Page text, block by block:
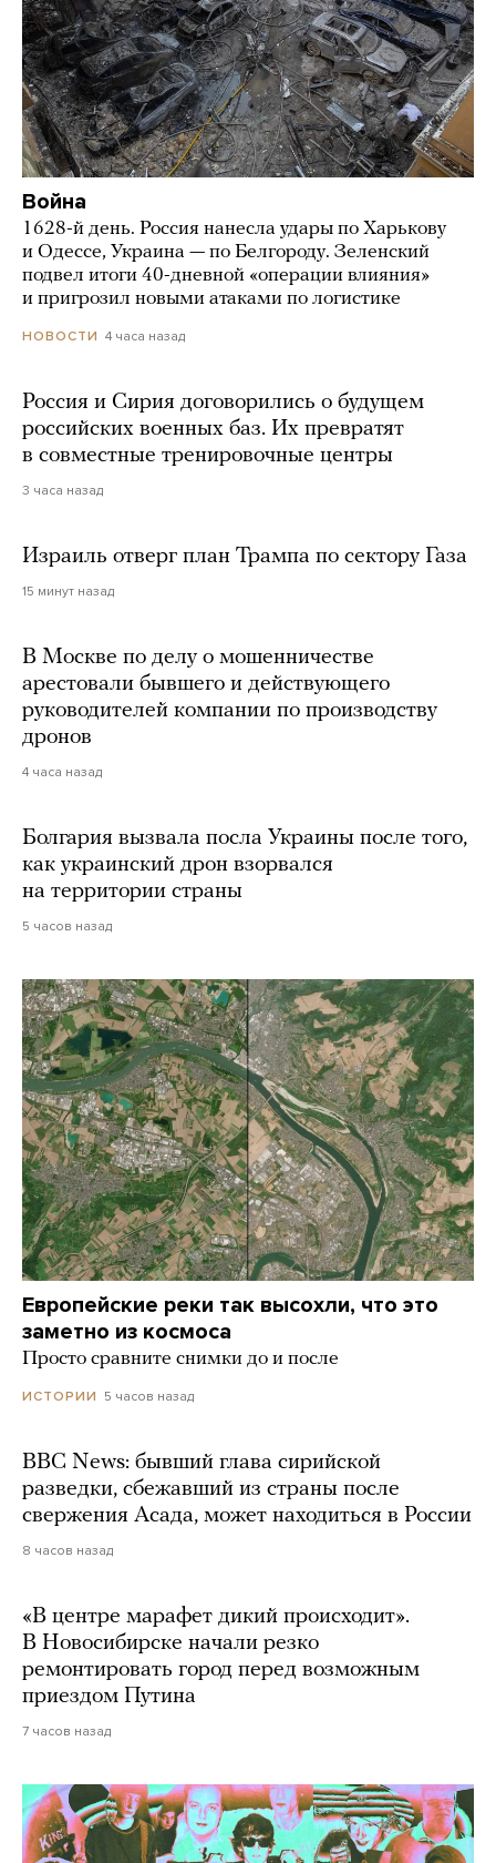
Война
1628-й день. Россия нанесла удары по Харькову
и Одессе, Украина — по Белгороду. Зеленский
подвел итоги 40-дневной «операции влияния»
и пригрозил новыми атаками по логистике
НОВОСТИ 4 часа назад
Россия и Сирия договорились о будущем
российских военных баз. Их превратят
в совместные тренировочные центры
3 часа назад
Израиль отверг план Трампа по сектору Газа
15 минут назад
В Москве по делу о мошенничестве
арестовали бывшего и действующего
руководителей компании по производству
дронов
4 часа назад
Болгария вызвала посла Украины после того,
как украинский дрон взорвался
на территории страны
5 часов назад
Европейские реки так высохли, что это
заметно из космоса
Просто сравните снимки до и после
ИСТОРИИ 5 часов назад
BBC News: бывший глава сирийской
разведки, сбежавший из страны после
свержения Асада, может находиться в России
8 часов назад
«В центре марафет дикий происходит».
В Новосибирске начали резко
ремонтировать город перед возможным
приездом Путина
7 часов назад